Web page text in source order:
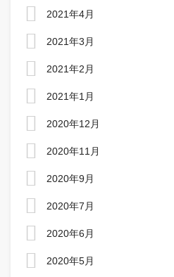
2021年4月
2021年3月
2021年2月
2021年1月
2020年12月
2020年11月
2020年9月
2020年7月
2020年6月
2020年5月